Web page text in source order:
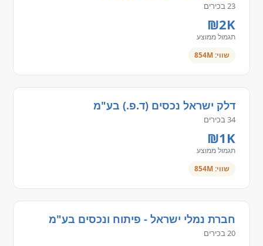
23 בכירים
₪2K
תגמול ממוצע
שווי: 854M
דלק ישראל נכסים (ד.פ.) בע"מ
34 בכירים
₪1K
תגמול ממוצע
שווי: 854M
חברת נמלי ישראל - פיתוח ונכסים בע"מ
20 בכירים